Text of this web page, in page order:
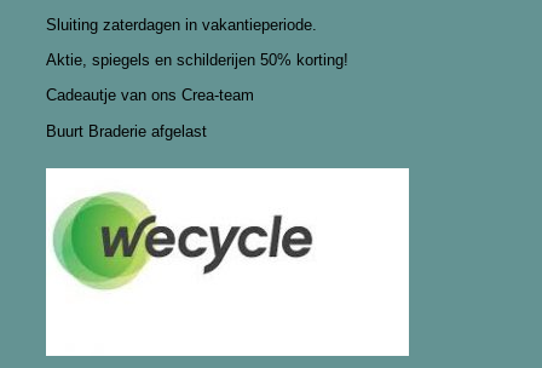
Sluiting zaterdagen in vakantieperiode.
Aktie, spiegels en schilderijen 50% korting!
Cadeautje van ons Crea-team
Buurt Braderie afgelast